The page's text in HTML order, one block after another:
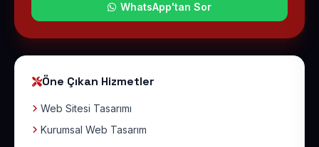
WhatsApp'tan Sor
Öne Çıkan Hizmetler
Web Sitesi Tasarımı
Kurumsal Web Tasarım